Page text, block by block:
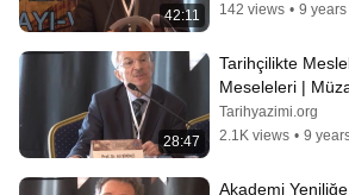
42:11
142 views • 9 years
28:47
Tarihçilikte
Meseleleri |
Tarihyazimi.org
2.1K views • 9
Akademi